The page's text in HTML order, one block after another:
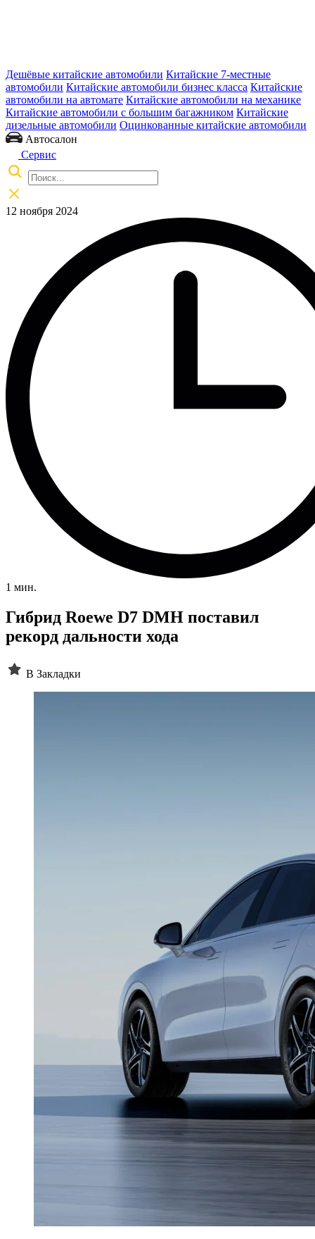
Дешёвые китайские автомобили Китайские 7-местные
автомобили Китайские автомобили бизнес класса Китайские
автомобили на автомате Китайские автомобили на механике
Китайские автомобили с большим багажником Китайские
дизельные автомобили Оцинкованные китайские автомобили
Автосалон
Сервис
12 ноября 2024
1 мин.
Гибрид Roewe D7 DMH поставил
рекорд дальности хода
В Закладки